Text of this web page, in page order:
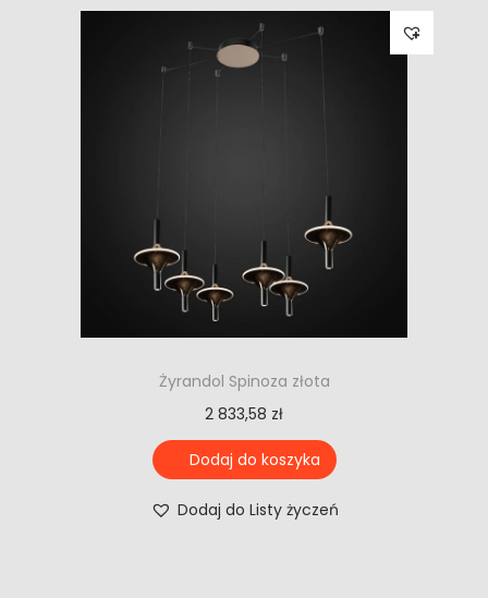
Żyrandol Spinoza złota
2 833,58 zł
Dodaj do koszyka
Dodaj do Listy życzeń